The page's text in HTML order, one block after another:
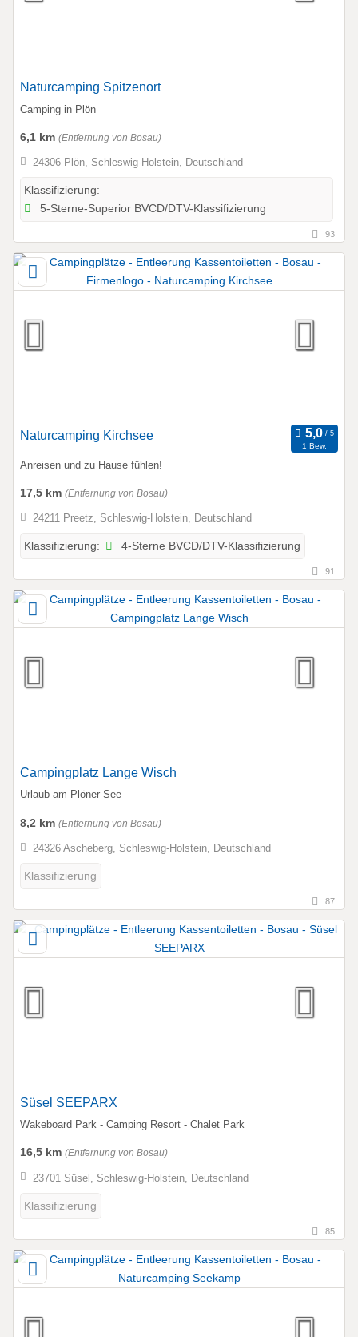
Naturcamping Spitzenort
Camping in Plön
6,1 km (Entfernung von Bosau)
24306 Plön, Schleswig-Holstein, Deutschland
Klassifizierung:
5-Sterne-Superior BVCD/DTV-Klassifizierung
93
Naturcamping Kirchsee
1 Bew.
Anreisen und zu Hause fühlen!
17,5 km (Entfernung von Bosau)
24211 Preetz, Schleswig-Holstein, Deutschland
Klassifizierung: 4-Sterne BVCD/DTV-Klassifizierung
91
Campingplatz Lange Wisch
Urlaub am Plöner See
8,2 km (Entfernung von Bosau)
24326 Ascheberg, Schleswig-Holstein, Deutschland
Klassifizierung
87
Süsel SEEPARX
Wakeboard Park - Camping Resort - Chalet Park
16,5 km (Entfernung von Bosau)
23701 Süsel, Schleswig-Holstein, Deutschland
Klassifizierung
85